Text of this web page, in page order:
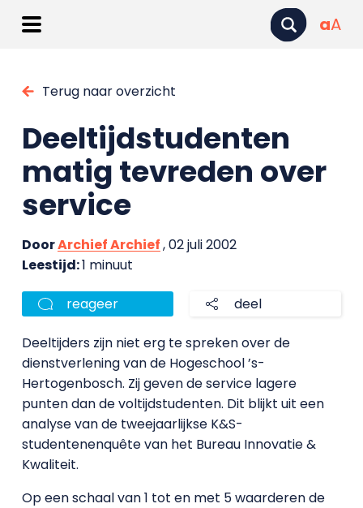
aA
Terug naar overzicht
Deeltijdstudenten
matig tevreden over
service
DoorArchief Archief, 02 juli 2002
Leestijd:1 minuut
reageer deel
Deeltijders zijn niet erg te spreken over de
dienstverlening van de Hogeschool ’s-
Hertogenbosch. Zij geven de service lagere
punten dan de voltijdstudenten. Dit blijkt uit een
analyse van de tweejaarlijkse K&S-
studentenenquête van het Bureau Innovatie &
Kwaliteit.
Op een schaal van 1 tot en met 5 waarderen de